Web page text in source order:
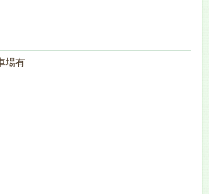
場有